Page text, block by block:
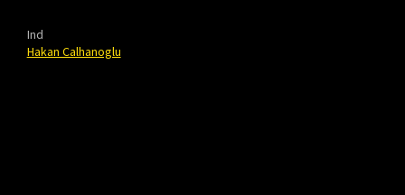
Ind
Hakan Calhanoglu